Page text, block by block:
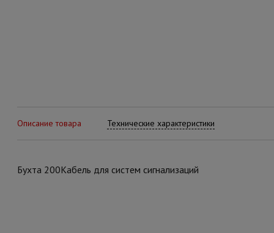
Описание товара Технические характеристики
Бухта 200Кабель для систем сигнализаций